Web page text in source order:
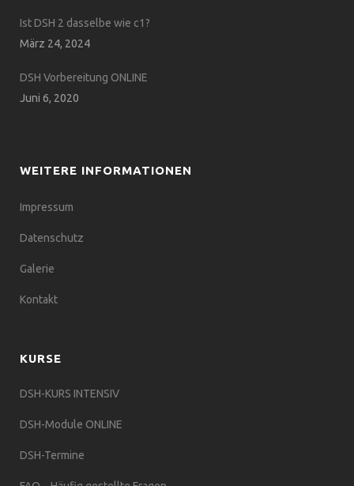
Ist DSH 2 dasselbe wie c1?
März 24, 2024
DSH Vorbereitung ONLINE
Juni 6, 2020
WEITERE INFORMATIONEN
Impressum
Datenschutz
Galerie
Kontakt
KURSE
DSH-KURS INTENSIV
DSH-Module ONLINE
DSH-Termine